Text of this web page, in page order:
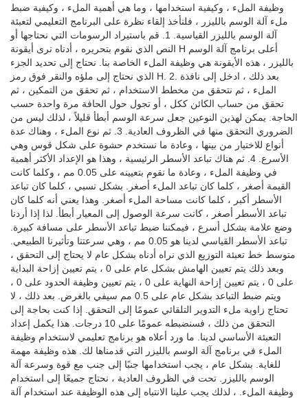
وظيفة الملء ، وكيفية استخدامها ، وما هي أهمية الملء ، وكيفية ضبط
ملء آلة الوسم بالليزر ، فلنأخذ إلقاء نظرة على البرنامج التعليمي لتعبئة
آلة الوسم بالليزر القياسية. 1. قم باستيراد الرسومات التي نحتاجها أو
النص الذي نقوم بتحريره ، أدناه نرى أيقونة H أعلى برنامج آلة الوسم
بالليزر ، هذه الأيقونة هي وظيفة الملء الخاصة بنا. نحتاج إلى تحديد الجزء
الذي نحتاج إلى ملؤه والنقر فوق رمز H. 2. بعد ذلك ، ادخل إلى نافذة
الملء ، ثم نتحقق من مخطط الاستخدام ، ثم تحقق من التمكين ، ثم
تحقق من حساب الكائن ككل ، أو تجول حول الحافة مرة واحدة حسب
الحاجة. يمكن لهذين النوعين جعل سرعة الوسم أبطأ قليلاً ، لذلك ليس من
الضروري التحقق منها في الظروف العادية. 3. ثم نوع الملء ، وهناك عدة
أنواع للاختيار من بينها ، وعادة ما نستخدم حشوة على شكل قوس وهي
الأسرع. 4. ثم هناك تباعد الأسطر الرئيسية ، وهذا هو الإعداد الأكثر أهمية
في وظيفة الملء ، وعادة ما نقوم بتعيينه على 0.05 مم ، وكلما كانت
القيمة أصغر ، كلما كان تباعد الملء أصغر. بشكل نسبي ، كلما كان تباعد
الأسطر أكبر ، كلما كانت مساحة الملء أصغر. وهذا يعني أنه كلما كان
تباعد الأسطر أصغر ، كانت سرعة الوصول إلى المعيار أبطأ. لذا إذا أردنا
وضع علامة بشكل أسرع ، فيمكننا ضبط تباعد الأسطر على مسافة كبيرة.
تباعد الأسطر القياسي لدينا هو 0.05 مم ، وهي سرعتنا وتأثيرنا الطبيعي.
متوسط ​​خط تعبئة التوزيع الذي نراه أدناه بشكل عام لا يحتاج إلى التحقق ،
وبعد ذلك يتم تعيين الهامش بشكل عام على 0 ، يتم تعيين إزاحة البداية
على 0 ، يتم تعيين إزاحة النهاية على 0 ، يتم تعيين وظيفة الحدود على 0 ،
ويتم ضبط التباعد بشكل عام على 0.5 مم سيفي بالغرض. بعد ذلك ، لا
تحتاج زاوية ملء التدوير التلقائي عمومًا إلى التحقق. إذا كنت بحاجة إلى
التحقق من ذلك ، فسنضبطه عمومًا على 10 درجات. هذا يكمل إعداد
التعبئة الأساسي لدينا. ما ورد أعلاه هو برنامج تعليمي لاستخدام وظيفة
الملء في برنامج آلة الوسم بالليزر التي قدمناها لك. هذه وظيفة مهمة
للغاية. بشكل عام ، يجب استخدامها جنبًا إلى جنب مع قوة وسرعة آلة
الوسم بالليزر. تحت في الظروف العادية ، نحتاج جميعًا إلى استخدام
وظيفة الملء. ، لذلك يجب علينا الانتباه إلى هذه الوظيفة عند استخدام آلة